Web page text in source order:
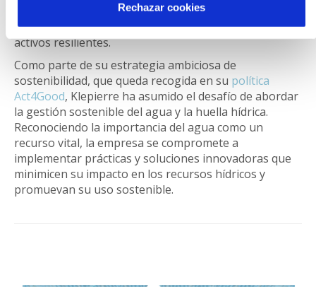
Rechazar cookies
de efecto invernadero, así como integrar una visión
más amplia de la huella de carbono y desarrollar
activos resilientes.
Como parte de su estrategia ambiciosa de
sostenibilidad, que queda recogida en su política
Act4Good, Klepierre ha asumido el desafío de abordar
la gestión sostenible del agua y la huella hídrica.
Reconociendo la importancia del agua como un
recurso vital, la empresa se compromete a
implementar prácticas y soluciones innovadoras que
minimicen su impacto en los recursos hídricos y
promuevan su uso sostenible.